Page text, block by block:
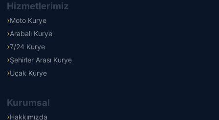
Hizmetlerimiz
Moto Kurye
Arabalı Kurye
7/24 Kurye
Şehirler Arası Kurye
Uçak Kurye
Kurumsal
Hakkımızda